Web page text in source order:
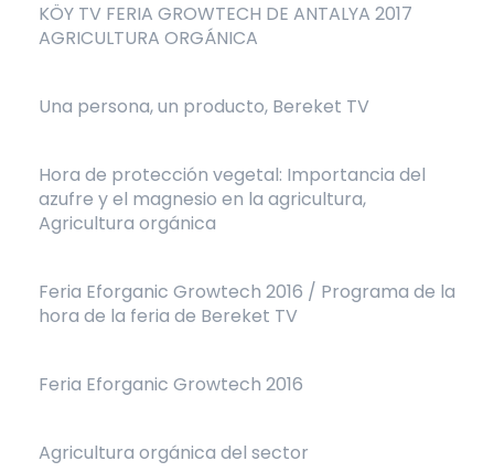
KÖY TV FERIA GROWTECH DE ANTALYA 2017
AGRICULTURA ORGÁNICA
Una persona, un producto, Bereket TV
Hora de protección vegetal: Importancia del
azufre y el magnesio en la agricultura,
Agricultura orgánica
Feria Eforganic Growtech 2016 / Programa de la
hora de la feria de Bereket TV
Feria Eforganic Growtech 2016
Agricultura orgánica del sector